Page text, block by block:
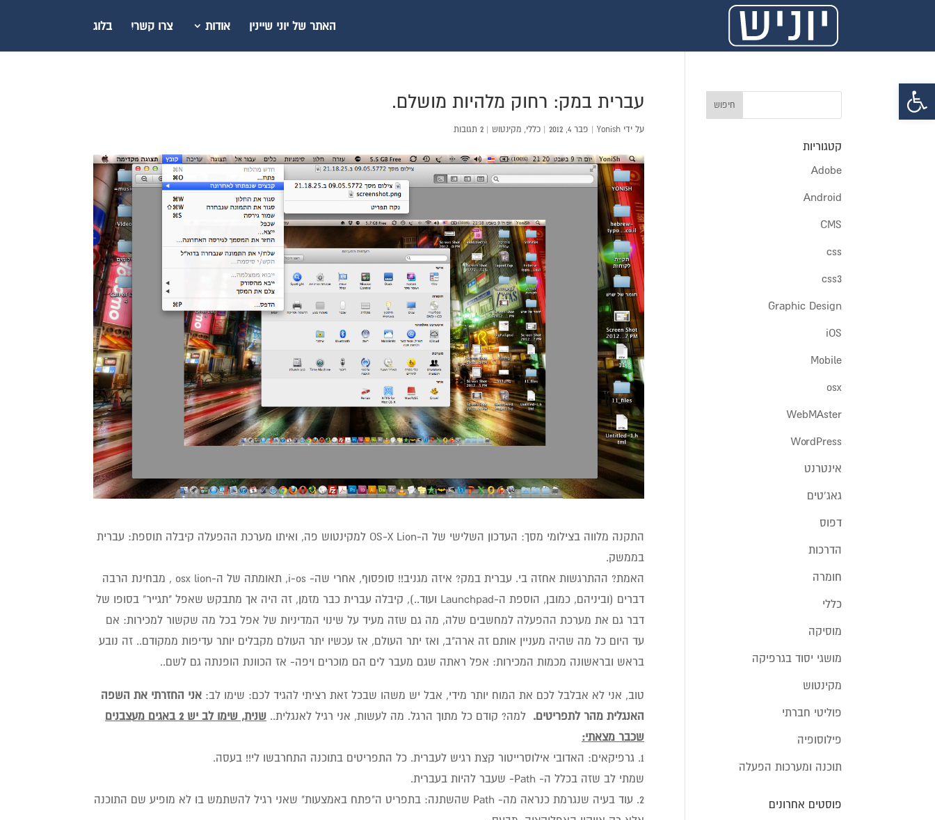
פתח סרגל נגישות
האתר של יוני שיינין אודות צרו קשר! בלוג
עברית במק: רחוק מלהיות מושלם.
על ידי Yonish
| פבר 4, 2012 | כללי, מקינטוש| 2 תגובות
התקנה מלווה בצילומי מסך: העדכון השלישי של ה-OS-X Lion למקינטוש פה, ואיתו מערכת ההפעלה קיבלה תוספת: עברית
בממשק.
האמת? ההתרגשות אחזה בי. עברית במק? איזה מגניב!! סופסוף, אחרי שה- i-os, תאומתה של ה-osx lion , מבחינת הרבה
דברים (וביניהם, כמובן, הוספת ה-Launchpad ועוד..), קיבלה עברית כבר מזמן, זה היה אך מתבקש שאפל "תגייר" בסופו של
דבר גם את מערכת ההפעלה למחשבים שלה, מה גם שזה מעיד על שינוי המדיניות של אפל בכל מה שקשור למכירות: אם
עד היום כל מה שהיה מעניין אותם זה ארה"ב, ואז יתר העולם, אז עכשיו יתר העולם מקבלים יותר עדיפות ממקודם.. זה נובע
בראש ובראשונה מכמות המכירות: אפל ראתה שגם מעבר לים הם מוכרים ויפה- אז הכוונת הופנתה גם לשם..
טוב, אני לא אבלבל לכם את המוח יותר מידי, אבל יש משהו שבכל זאת רציתי להגיד לכם: שימו לב: אני החזרתי את השפה
האנגלית מהר לתפריטים. למה? קודם כל מתוך הרגל. מה לעשות, אני רגיל לאנגלית..
שנית, שימו לב יש 2 באגים מעצבנים
שכבר מצאתי:
1. גרפיקאים: האדובי אילוסרייטור קצת רגיש לעברית. כל התפריטים בתוכנה התחרבשו לי!! בעסה.
שמתי לב שזה בכלל ה- Path- שעבר להיות בעברית.
2. עוד בעיה שנגרמת כנראה מה- Path שהשתנה: בתפריט ה"פתח באמצעות" שאני רגיל להשתמש בו לא מופיע שם התוכנה
קטגוריות
Adobe
Android
CMS
css
css3
Graphic Design
iOS
Mobile
osx
WebMAster
WordPress
אינטרנט
גאג'טים
דפוס
הדרכות
חומרה
כללי
מוסיקה
מושגי יסוד בגרפיקה
מקינטוש
פוליטי חברתי
פילוסופיה
תוכנה ומערכות הפעלה
פוסטים אחרונים